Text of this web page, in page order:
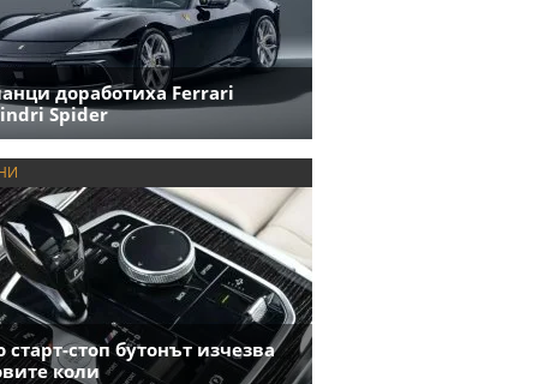
доработиха Ferrari
Spider
стоп бутонът изчезва
коли